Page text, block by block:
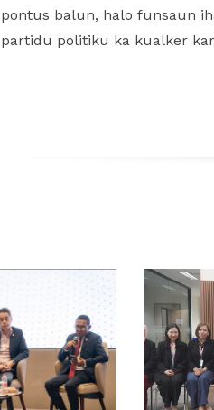
pontus balun, halo funsaun
partidu politiku ka kualker